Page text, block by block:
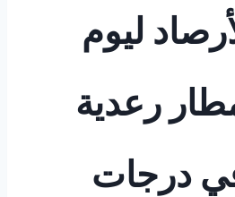
ليوم
رعدية
درجات